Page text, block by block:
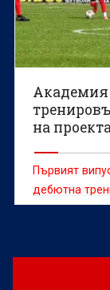
на
Първият
дебютна
основите на